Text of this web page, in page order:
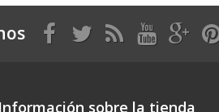
Información sobre la tienda